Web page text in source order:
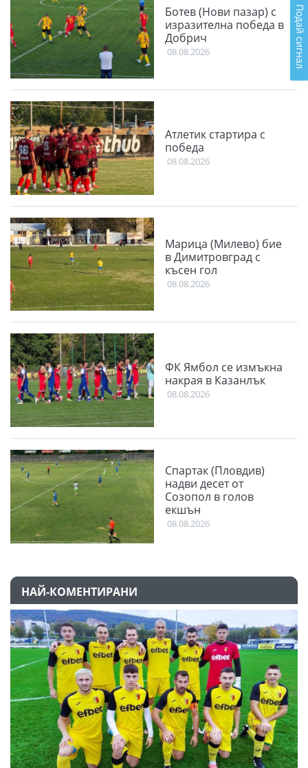
Ботев (Нови пазар) с
изразителна победа в
Добрич
08.08.2026
Атлетик стартира с
победа
08.08.2026
Марица (Милево) бие
в Димитровград с
късен гол
08.08.2026
ФК Ямбол се измъкна
накрая в Казанлък
08.08.2026
Спартак (Пловдив)
надви десет от
Созопол в голов
екшън
08.08.2026
НАЙ-КОМЕНТИРАНИ
Подай сигнал